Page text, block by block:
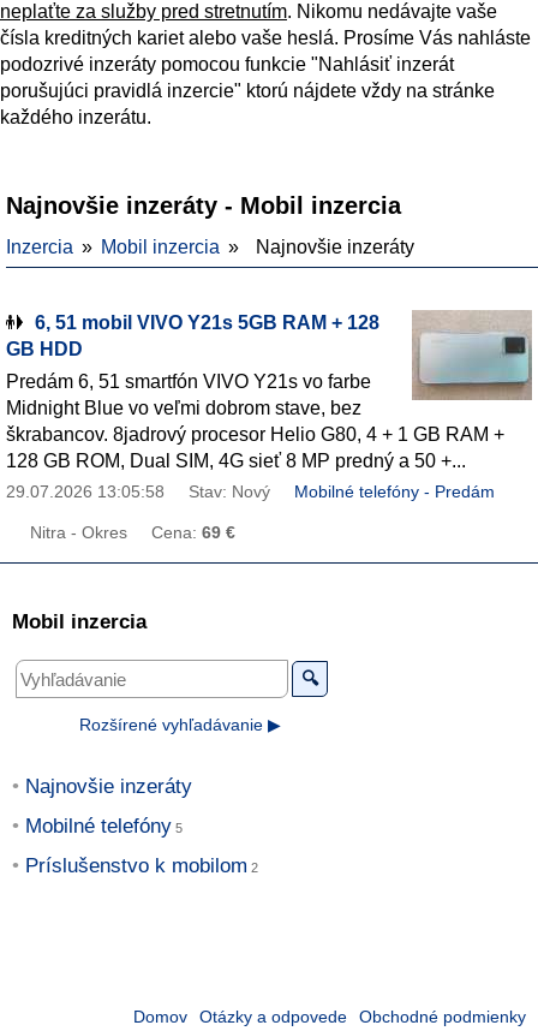
neplaťte za služby pred stretnutím. Nikomu nedávajte vaše
čísla kreditných kariet alebo vaše heslá. Prosíme Vás nahláste
podozrivé inzeráty pomocou funkcie "Nahlásiť inzerát
porušujúci pravidlá inzercie" ktorú nájdete vždy na stránke
každého inzerátu.
Najnovšie inzeráty - Mobil inzercia
Inzercia Mobil inzercia Najnovšie inzeráty
6, 51 mobil VIVO Y21s 5GB RAM + 128
GB HDD
Predám 6, 51 smartfón VIVO Y21s vo farbe
Midnight Blue vo veľmi dobrom stave, bez
škrabancov. 8jadrový procesor Helio G80, 4 + 1 GB RAM +
128 GB ROM, Dual SIM, 4G sieť 8 MP predný a 50 +...
29.07.2026 13:05:58 Stav: Nový Mobilné telefóny - Predám
Nitra - Okres Cena: 69 €
Mobil inzercia
🔍
Rozšírené vyhľadávanie ▶
Najnovšie inzeráty
Mobilné telefóny
Príslušenstvo k mobilom
Domov Otázky a odpovede Obchodné podmienky